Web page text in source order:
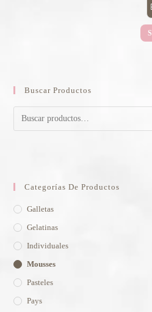
Buscar Productos
Categorías De Productos
Galletas
Gelatinas
Individuales
Mousses
Pasteles
Pays